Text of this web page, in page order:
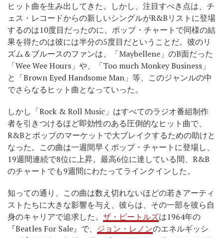
ヒット曲を生み出してきた。しかし、注目すべき点は、チ
ェス・レコードからの新しいシングルがR&Bリストに登場
するのは10度目だったのに、ポップ・チャートで同様の結
果を得たのは彼には半分の5度目だということだ。彼のリ
ズム＆ブルースのファンは、「Maybellene」のB面だった
「Wee Wee Hours」や、「Too much Monkey Business」
と「Brown Eyed Handsome Man」等、このジャンルの中
でさらなるヒット曲となっていった。
しかし「Rock & Roll Music」はすべてのラジオ番組制作
者を引きつけるほど即効性のある圧倒的なヒット曲で、
R&Bとポップのマーケットで大ブレイクするための助けと
なった。この曲は一週間早くポップ・チャートに登場し、
19週間連続で8位に上昇。最高6位に達している間、R&B
のチャートでも9週間にわたってラインクインした。
知っての通り、この曲は数え切れないほどの若きアーティ
ストたちに大きな影響を与え、彼らは、その一部を彼ら自
身のキャリアで追求した。 ザ・ビートルズは1964年の
『Beatles For Sale』で、 ジョン・レノンのエネルギッシ